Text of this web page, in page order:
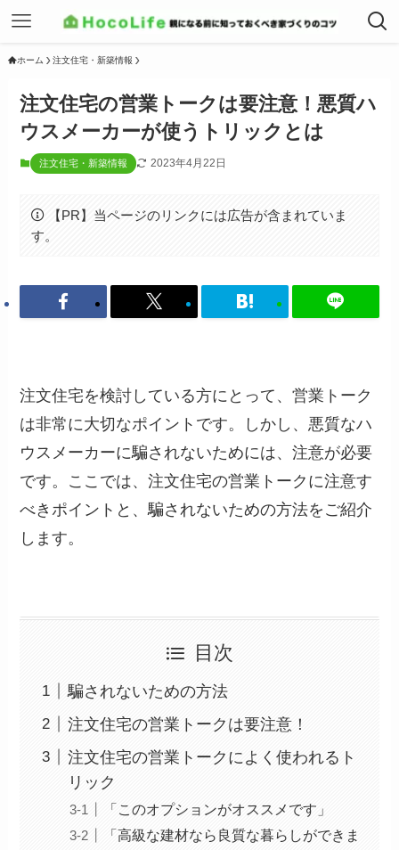
ホーム 注文住宅・新築情報
注文住宅の営業トークは要注意！悪質ハ
ウスメーカーが使うトリックとは
注文住宅・新築情報 2023年4月22日
【PR】当ページのリンクには広告が含まれていま
す。
注文住宅を検討している方にとって、営業トーク
は非常に大切なポイントです。しかし、悪質なハ
ウスメーカーに騙されないためには、注意が必要
です。ここでは、注文住宅の営業トークに注意す
べきポイントと、騙されないための方法をご紹介
します。
目次
騙されないための方法
注文住宅の営業トークは要注意！
注文住宅の営業トークによく使われるト
リック
「このオプションがオススメです」
「高級な建材なら良質な暮らしができま